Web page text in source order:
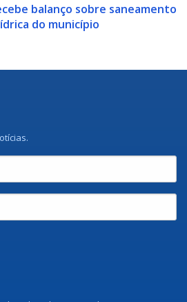
balanço sobre saneamento
do município